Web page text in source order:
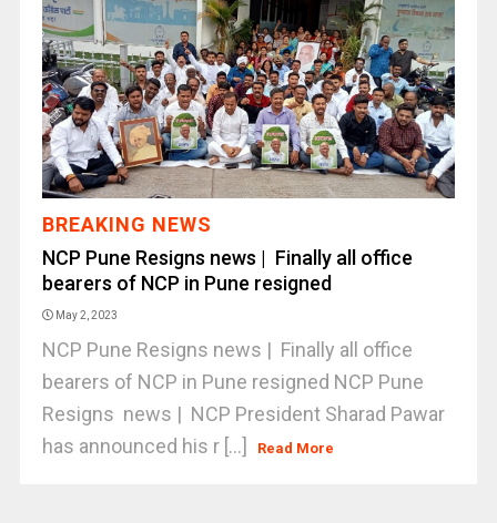
BREAKING NEWS
NCP Pune Resigns news | Finally all office
bearers of NCP in Pune resigned
May 2, 2023
NCP Pune Resigns news | Finally all office
bearers of NCP in Pune resigned NCP Pune
Resigns news | NCP President Sharad Pawar
has announced his r [...]
Read More